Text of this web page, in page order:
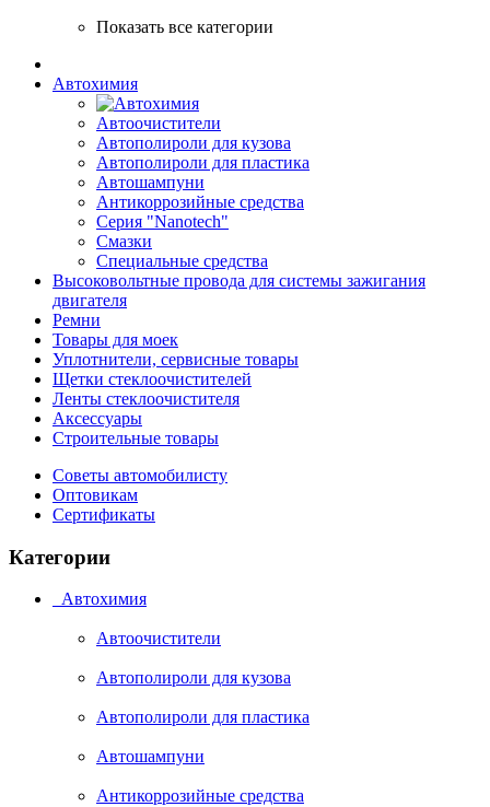
Показать все категории
Автохимия
Автоочистители
Автополироли для кузова
Автополироли для пластика
Автошампуни
Антикоррозийные средства
Серия "Nanotech"
Смазки
Специальные средства
Высоковольтные провода для системы зажигания
двигателя
Ремни
Товары для моек
Уплотнители, сервисные товары
Щетки стеклоочистителей
Ленты стеклоочистителя
Аксессуары
Строительные товары
Советы автомобилисту
Оптовикам
Сертификаты
Категории
Автохимия
Автоочистители
Автополироли для кузова
Автополироли для пластика
Автошампуни
Антикоррозийные средства